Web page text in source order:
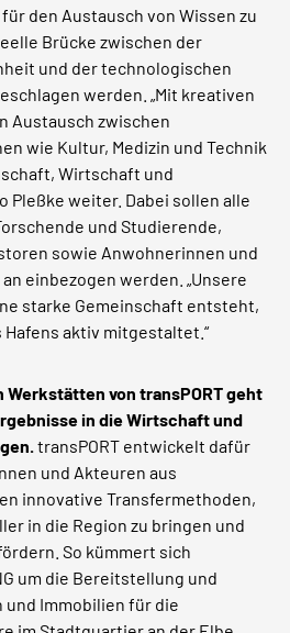
den Austausch von Wissen zu
Brücke zwischen der
und der technologischen
werden. „Mit kreativen
Austausch zwischen
wie Kultur, Medizin und Technik
Wirtschaft und
Pleßke weiter. Dabei sollen alle
und Studierende,
sowie Anwohnerinnen und
einbezogen werden. „Unsere
starke Gemeinschaft entsteht,
aktiv mitgestaltet.“
Werkstätten von transPORT geht
in die Wirtschaft und
transPORT entwickelt dafür
und Akteuren aus
innovative Transfermethoden,
in die Region zu bringen und
So kümmert sich
um die Bereitstellung und
und Immobilien für die